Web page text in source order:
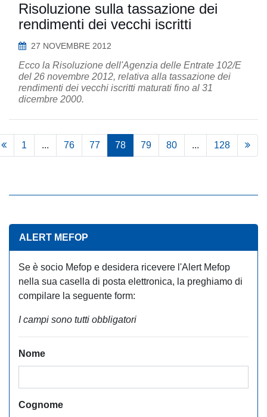
Risoluzione sulla tassazione dei
rendimenti dei vecchi iscritti
27 NOVEMBRE 2012
Ecco la Risoluzione dell'Agenzia delle Entrate 102/E
del 26 novembre 2012, relativa alla tassazione dei
rendimenti dei vecchi iscritti maturati fino al 31
dicembre 2000.
1 ... 76 77 78 79 80 ... 128
ALERT MEFOP
Se è socio Mefop e desidera ricevere l'Alert Mefop
nella sua casella di posta elettronica, la preghiamo di
compilare la seguente form:
I campi sono tutti obbligatori
Nome
Cognome